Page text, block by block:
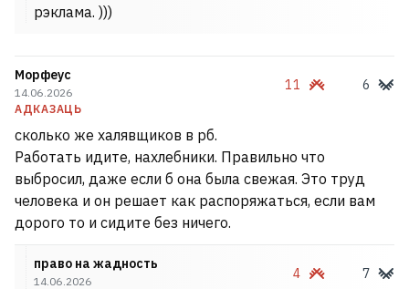
рэклама. )))
Морфеус
14.06.2026
АДКАЗАЦЬ
11 6
сколько же халявщиков в рб.
Работать идите, нахлебники. Правильно что
выбросил, даже если б она была свежая. Это труд
человека и он решает как распоряжаться, если вам
дорого то и сидите без ничего.
право на жадность
14.06.2026
4 7